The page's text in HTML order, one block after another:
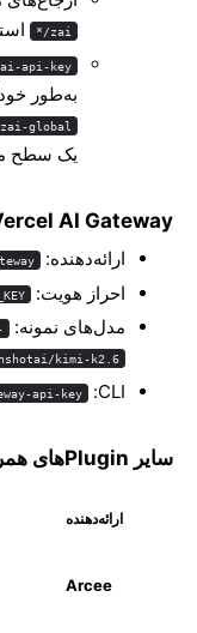
zai/*
api-key
به‌طور
zai-global
یک سطح
AI Gateway
ارائه‌دهنده:
احراز هویت:
مدل‌های نمونه:
kimi-k2.6
CLI: ‏
api-key
سایر Pluginهای همراه ارائه‌دهنده
ارائه‌دهنده
Arcee